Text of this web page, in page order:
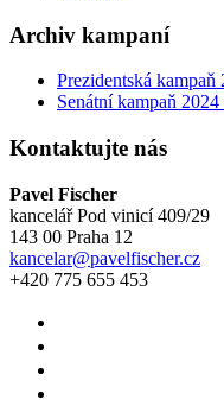
Archiv kampaní
Prezidentská
Senátní kampaň
Kontaktujte nás
Pavel Fischer
kancelář Pod vinicí 409/29
143 00 Praha 12
kancelar@pavelfischer.cz
+420 775 655 453